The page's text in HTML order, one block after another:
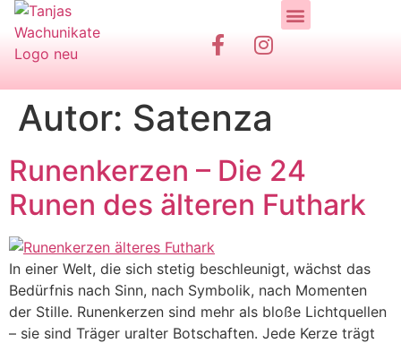
Autor: Satenza
Runenkerzen – Die 24
Runen des älteren Futhark
In einer Welt, die sich stetig beschleunigt, wächst das
Bedürfnis nach Sinn, nach Symbolik, nach Momenten
der Stille. Runenkerzen sind mehr als bloße Lichtquellen
– sie sind Träger uralter Botschaften. Jede Kerze trägt